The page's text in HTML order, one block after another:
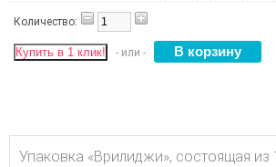
Количество:
Купить в 1 клик! - или -
Упаковка «Врилиджи», состоящая из